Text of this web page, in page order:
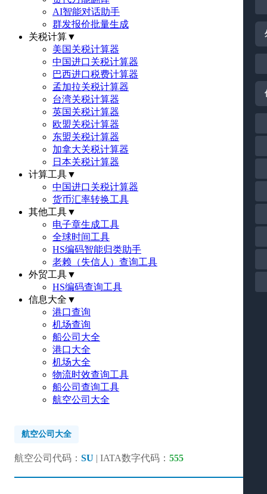
AI智能对话助手
群发报价批量生成
关税计算▼
美国关税计算器
中国进口关税计算器
巴西进口税费计算器
孟加拉关税计算器
台湾关税计算器
英国关税计算器
欧盟关税计算器
东盟关税计算器
加拿大关税计算器
日本关税计算器
计算工具▼
中国进口关税计算器
货币汇率转换工具
其他工具▼
电子章生成工具
全球时间工具
HS编码智能归类助手
老赖（失信人）查询工具
外贸工具▼
HS编码查询工具
信息大全 ▼
港口查询
机场查询
船公司大全
港口大全
机场大全
物流时效查询工具
船公司查询工具
航空公司大全
航空公司大全
航空公司代码： SU | IATA数字代码： 555